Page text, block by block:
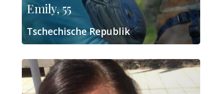
Emily, 55
Tschechische Republik